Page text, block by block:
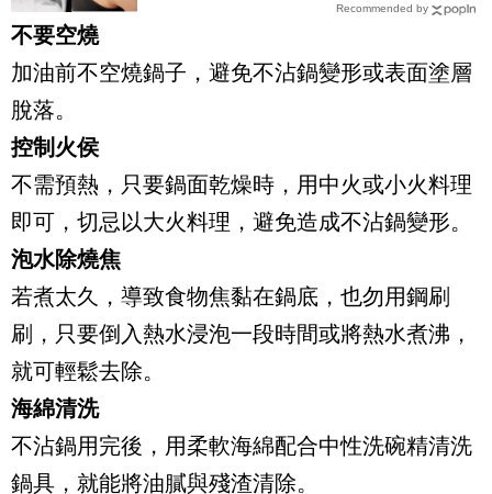
早發現治癒率飆升50%！
Recommended by
不要空燒
加油前不空燒鍋子，避免不沾鍋變形或表面塗層
脫落。
控制火侯
不需預熱，只要鍋面乾燥時，用中火或小火料理
即可，切忌以大火料理，避免造成不沾鍋變形。
泡水除燒焦
若煮太久，導致食物焦黏在鍋底，也勿用鋼刷
刷，只要倒入熱水浸泡一段時間或將熱水煮沸，
就可輕鬆去除。
海綿清洗
不沾鍋用完後，用柔軟海綿配合中性洗碗精清洗
鍋具，就能將油膩與殘渣清除。